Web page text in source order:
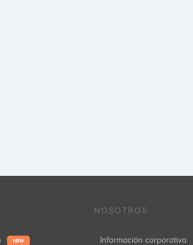
NEW
NOSOTROS
Información corporativa